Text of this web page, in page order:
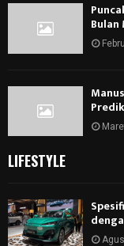
LIFESTYLE